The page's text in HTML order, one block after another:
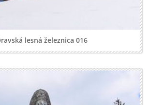
lesná železnica 016